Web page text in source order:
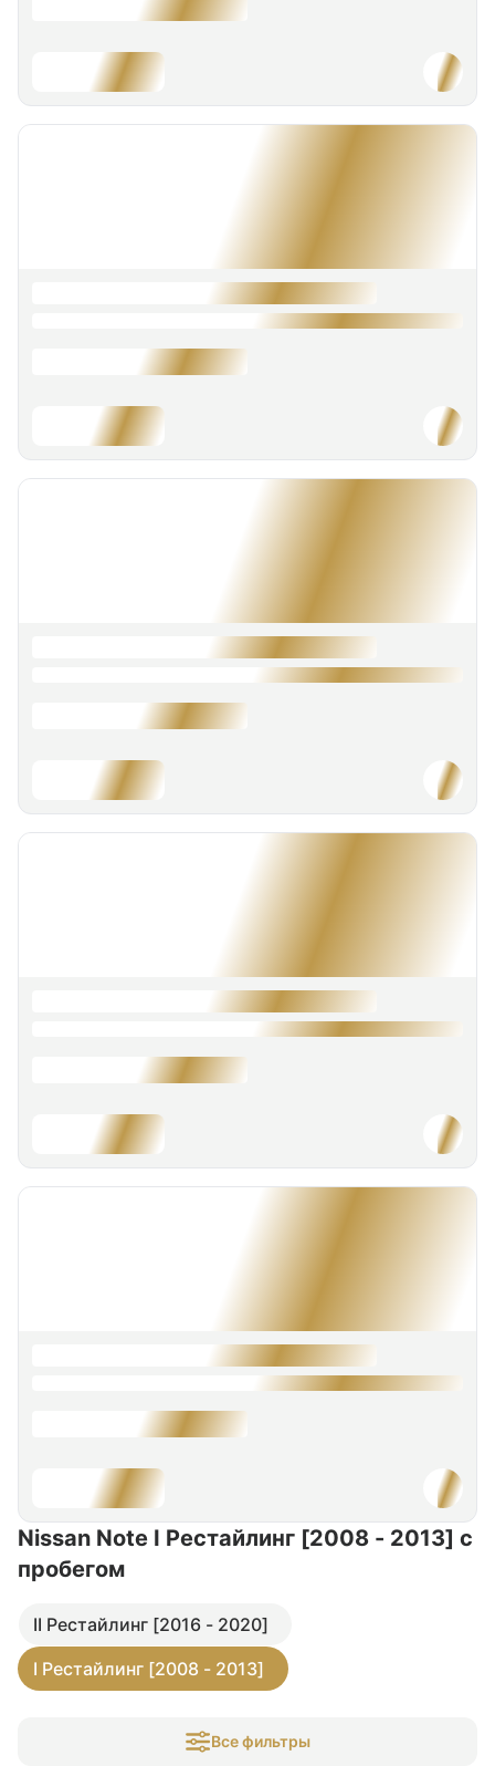
Nissan Note I Рестайлинг [2008 - 2013] с
пробегом
II Рестайлинг [2016 - 2020]
I Рестайлинг [2008 - 2013]
Все фильтры